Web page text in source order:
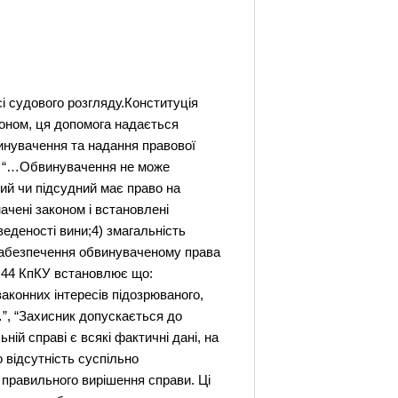
вручити всім учасникам судового розгляду, інтересів яких вона стосується. Зміст касаційної скарги повинен відповідати вимогам, зазначеним у статті 350 .Згідно статті 350 КпКУ, у касаційній скарзі зазначаються:1) назва суду, якому адресується апеляція;2) особа, яка подає апеляцію;3) вирок, ухвала чи постанова, на які подається касаційна скарга, і назва суду, який їх постановив;4) вказівка на те, в чому полягає незаконність вироку, ухвали, постанови та доводи на її обгрунтування;5) прохання особи, яка подає апеляцію;6) перелік документів, які додаються до апеляції.При обгрунтуванні захисником необхідності зміни чи скасування вироку, ухвали, постанови касаційна скарга повинна містити посилання на відповідні аркуші справи.Згідно статті 389, подання касаційних скарг на судові рішення, зазначені у частині першій статті 383 зупиняє набрання ними законної сили; подання касаційних скарг на судові рішення, зазначені у частині другій статті 383 не зупиняє набрання ними законної сили.3). Участь захисника у розгляді справи судом касаційної інстанції.Виходячи зі змісту статті 384 КпКУ (як вже казалося вище), захисник має право подати касаційну скаргу від імені засудженого чи виправданого, згідно статті 391, захисник є учасником розгляду справи у касаційному порядку.“ Підготовка адвоката до ведення справи в касаційній інстанції, особливо адвоката, який не брав участі у розгляді справи судом першої інстанції, включає: вивчення справи і доповнення або складання адвокатського провадження; вивчення законодавчих актів, судової практики, спеціальної літератури; бесіду із засудженим; вироблення плану захисту; одержання податкових матеріалів для подання їх до касаційної інстанції (довідок, характеристик, документів про нагороди і заохочення, стан здоров'я, сімейний стан, актів ревізій та інвентаризацій, витягів із протоколів зборів з проханням про зниження міри покарання, письмового висновку фахівців з питань, то потребують спеціальних знань, тощо); складання тез пояснень при майбутньому розгляді справи в суді касаційної інстанції. Касаційне оскарження вироку є обов'язком адвоката, який здійснював захист у суді першої інстанції, якщо він вважає вирок неправильним і таку думку поділяє підзахисний.” (О.Д. Святоцький, М.М. Михеенко “Адвокатура України” К. 1997; стор.